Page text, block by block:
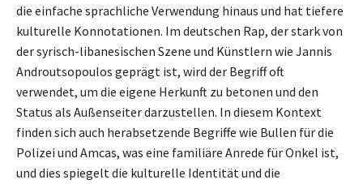
die einfache sprachliche Verwendung hinaus und hat tiefere
kulturelle Konnotationen. Im deutschen Rap, der stark von
der syrisch-libanesischen Szene und Künstlern wie Jannis
Androutsopoulos geprägt ist, wird der Begriff oft
verwendet, um die eigene Herkunft zu betonen und den
Status als Außenseiter darzustellen. In diesem Kontext
finden sich auch herabsetzende Begriffe wie Bullen für die
Polizei und Amcas, was eine familiäre Anrede für Onkel ist,
und dies spiegelt die kulturelle Identität und die